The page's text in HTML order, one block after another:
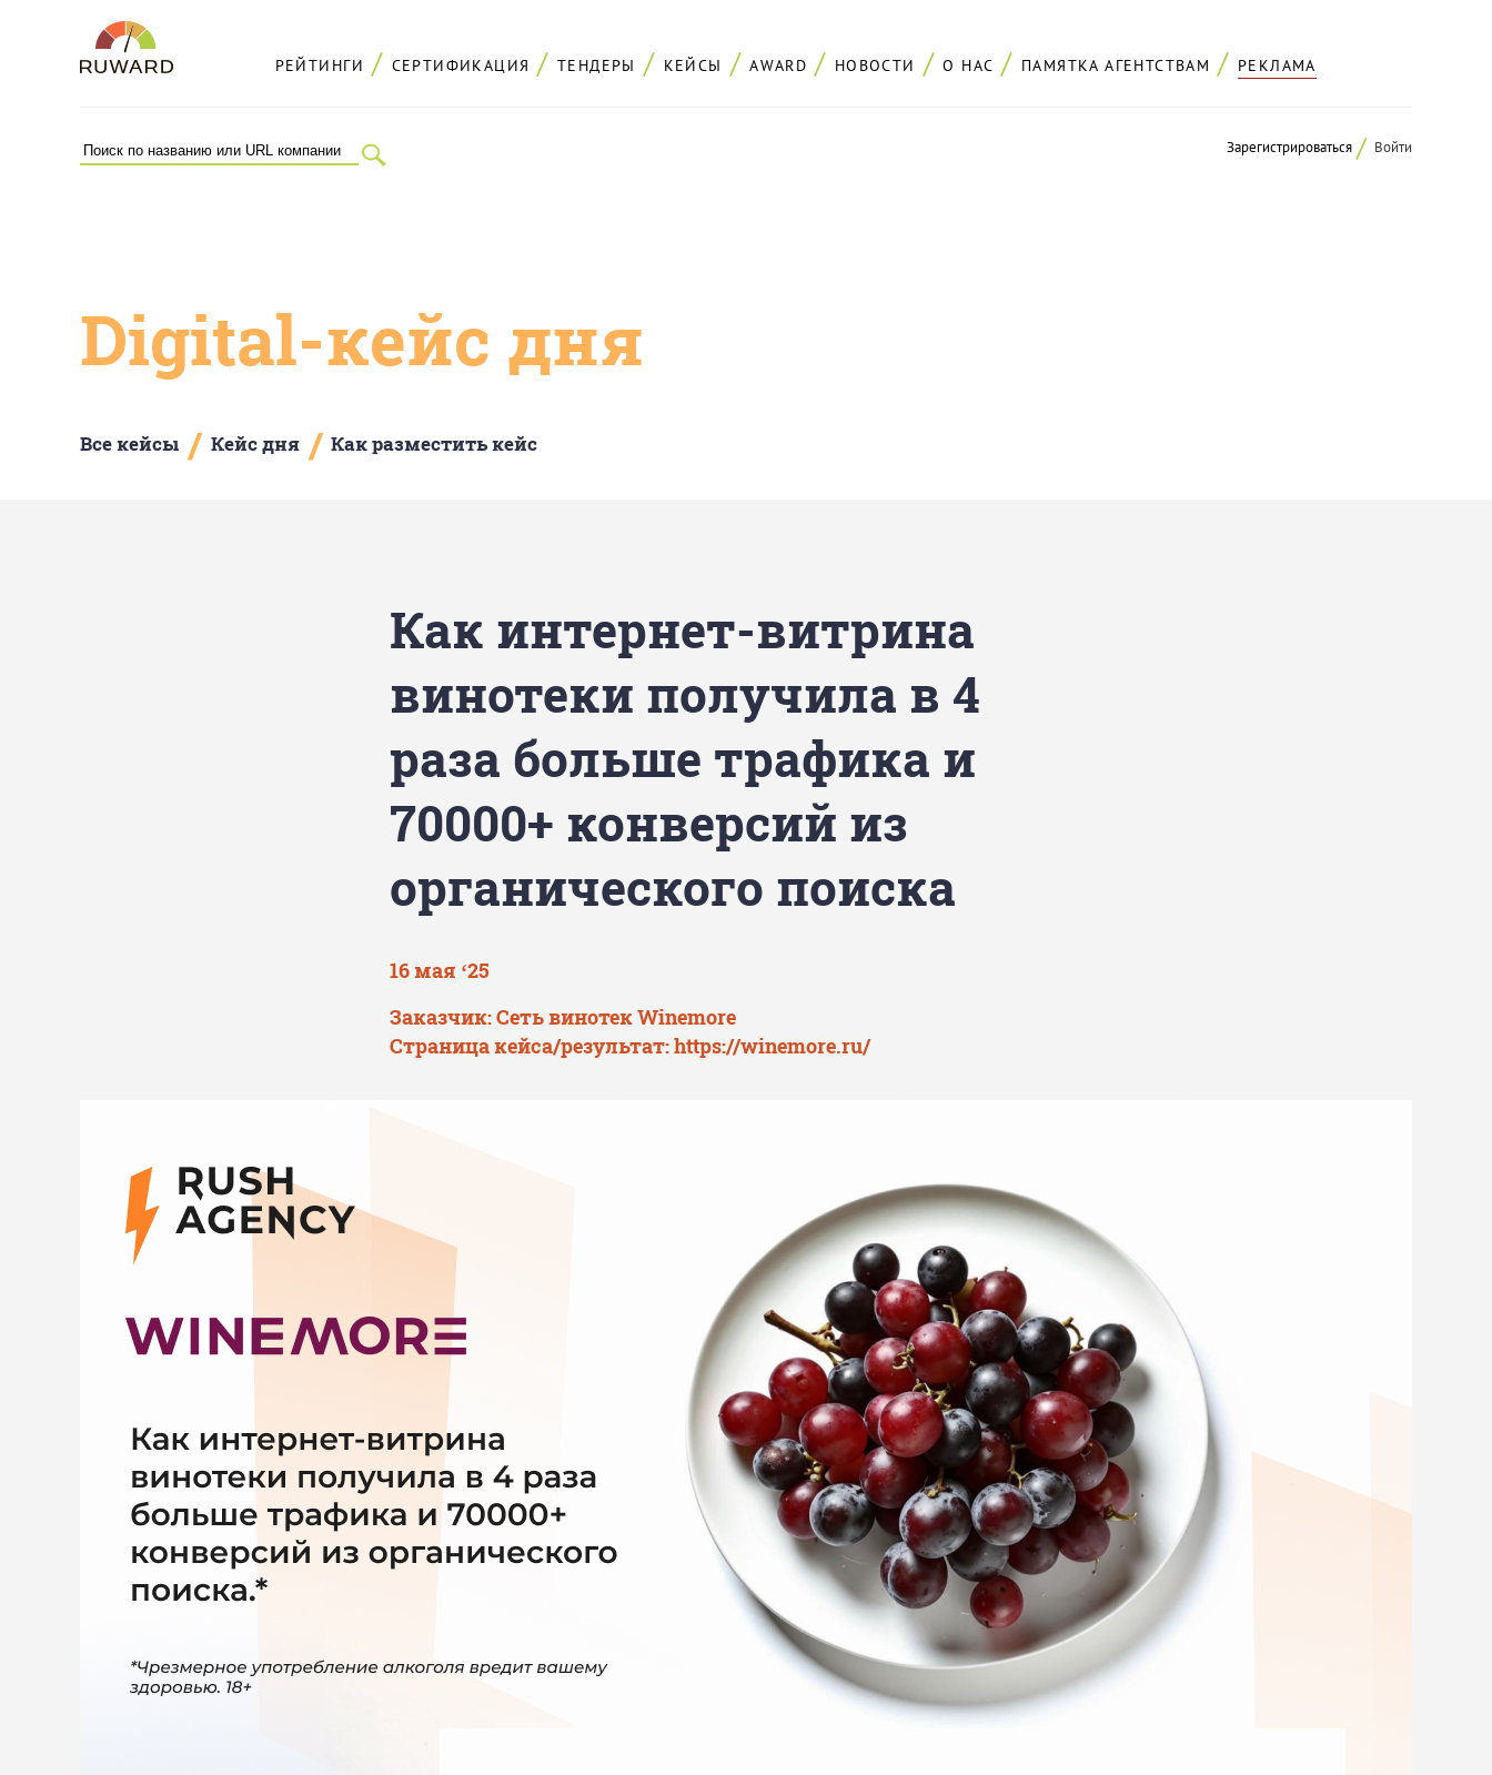
РЕЙТИНГИ СЕРТИФИКАЦИЯ ТЕНДЕРЫ КЕЙСЫ AWARD НОВОСТИ О НАС ПАМЯТКА АГЕНТСТВАМ РЕКЛАМА
Зарегистрироваться Войти
Digital-кейс дня
Все кейсы / Кейс дня / Как разместить кейс
Как интернет-витрина
винотеки получила в 4
раза больше трафика и
70000+ конверсий из
органического поиска
16 мая ‘25
Заказчик: Сеть винотек Winemore
Страница кейса/результат:https://winemore.ru/